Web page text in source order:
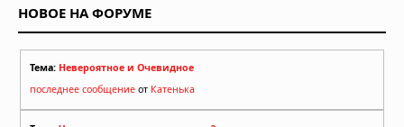
НОВОЕ НА ФОРУМЕ
Тема: Невероятное и Очевидное
последнее сообщение от Катенька